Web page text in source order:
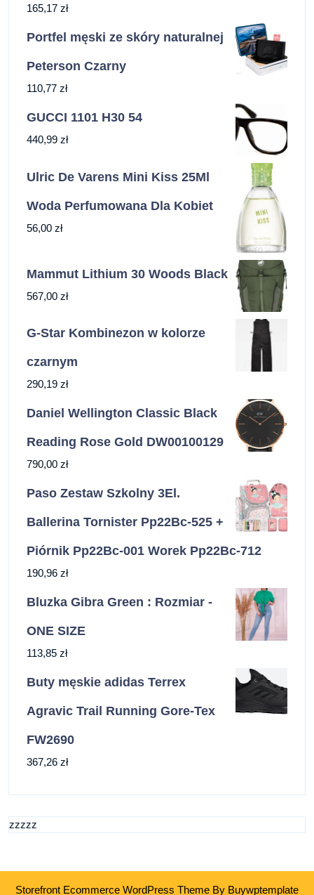
165,17 zł
Portfel męski ze skóry naturalnej
Peterson Czarny
110,77 zł
GUCCI 1101 H30 54
440,99 zł
Ulric De Varens Mini Kiss 25Ml
Woda Perfumowana Dla Kobiet
56,00 zł
Mammut Lithium 30 Woods Black
567,00 zł
G-Star Kombinezon w kolorze
czarnym
290,19 zł
Daniel Wellington Classic Black
Reading Rose Gold DW00100129
790,00 zł
Paso Zestaw Szkolny 3El.
Ballerina Tornister Pp22Bc-525 +
Piórnik Pp22Bc-001 Worek Pp22Bc-712
190,96 zł
Bluzka Gibra Green : Rozmiar -
ONE SIZE
113,85 zł
Buty męskie adidas Terrex
Agravic Trail Running Gore-Tex
FW2690
367,26 zł
zzzzz
Storefront Ecommerce WordPress Theme By Buywptemplate